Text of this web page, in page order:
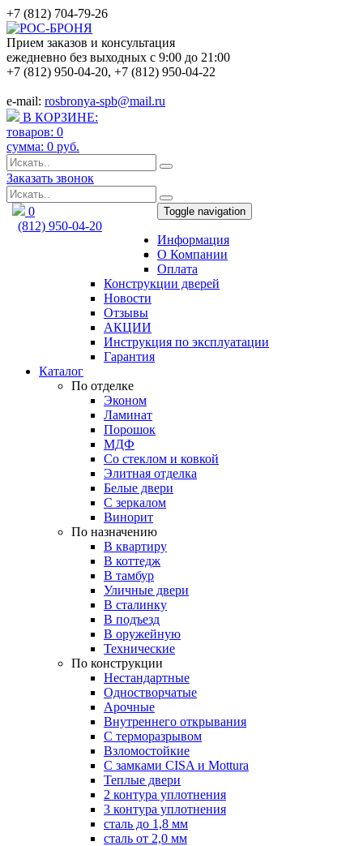
+7 (812) 704-79-26
Прием заказов и консультация
ежедневно без выходных с 9:00 до 21:00
+7 (812) 950-04-20, +7 (812) 950-04-22
e-mail: rosbronya-spb@mail.ru
В КОРЗИНЕ:
товаров: 0
сумма: 0 руб.
Заказать звонок
0
(812) 950-04-20
rosbronya-spb@mail.ru
Toggle navigation
Информация
О Компании
Оплата
Конструкции дверей
Новости
Отзывы
АКЦИИ
Инструкция по эксплуатации
Гарантия
Каталог
По отделке
Эконом
Ламинат
Порошок
МДФ
Со стеклом и ковкой
Элитная отделка
Белые двери
С зеркалом
Винорит
По назначению
В квартиру
В коттедж
В тамбур
Уличные двери
В сталинку
В подъезд
В оружейную
Технические
По конструкции
Нестандартные
Одностворчатые
Арочные
Внутреннего открывания
С терморазрывом
Взломостойкие
С замками CISA и Mottura
Теплые двери
2 контура уплотнения
3 контура уплотнения
сталь до 1,8 мм
сталь от 2,0 мм